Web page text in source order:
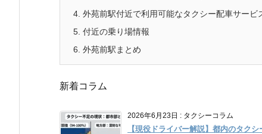
4. 外苑前駅付近で利用可能なタクシー配車サービ
5. 付近の乗り場情報
6. 外苑前駅まとめ
新着コラム
2026年6月23日 : タクシーコラム
【現役ドライバー解説】都内のタク